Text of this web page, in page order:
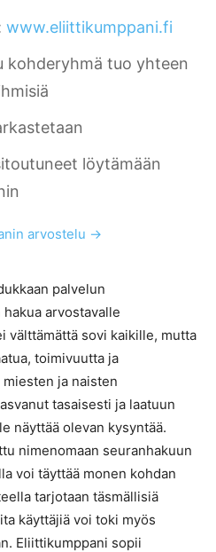
www.eliittikumppani.fi
kohderyhmä tuo yhteen
löytämään
arvostelu →
palvelun
arvostavalle
välttämättä sovi kaikille, mutta
toimivuutta ja
ja naisten
tasaisesti ja laatuun
näyttää olevan kysyntää.
nimenomaan seuranhakuun
voi täyttää monen kohdan
tarjotaan täsmällisiä
käyttäjiä voi toki myös
Eliittikumppani sopii